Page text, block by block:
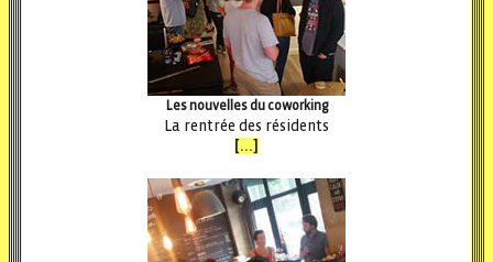
Les nouvelles du coworking
La rentrée des résidents
[...]